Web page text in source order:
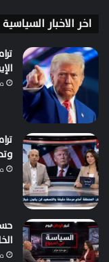
اخر الاخبار السياسية